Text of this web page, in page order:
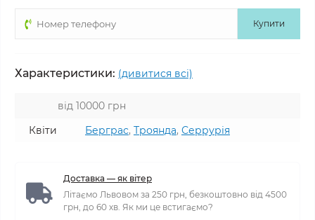
Купити
Характеристики: (дивитися всі)
від 10000 грн
Квіти
Берграс, Троянда, Серрурія
Доставка — як вітер
Літаємо Львовом за 250 грн, безкоштовно від 4500
грн, до 60 хв. Як ми це встигаємо?